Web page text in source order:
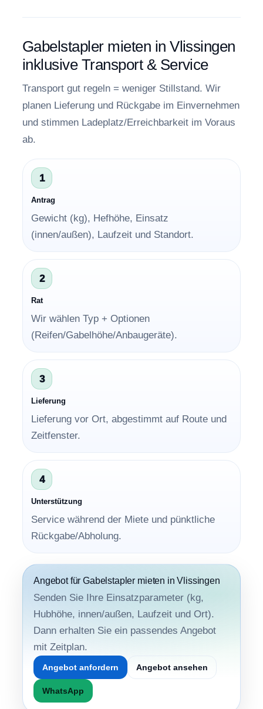
Gabelstapler mieten in Vlissingen
inklusive Transport & Service
Transport gut regeln = weniger Stillstand. Wir
planen Lieferung und Rückgabe im Einvernehmen
und stimmen Ladeplatz/Erreichbarkeit im Voraus
ab.
1
Antrag
Gewicht (kg), Hefhöhe, Einsatz
(innen/außen), Laufzeit und Standort.
2
Rat
Wir wählen Typ + Optionen
(Reifen/Gabelhöhe/Anbaugeräte).
3
Lieferung
Lieferung vor Ort, abgestimmt auf Route und
Zeitfenster.
4
Unterstützung
Service während der Miete und pünktliche
Rückgabe/Abholung.
Angebot für Gabelstapler mieten in Vlissingen
Senden Sie Ihre Einsatzparameter (kg,
Hubhöhe, innen/außen, Laufzeit und Ort).
Dann erhalten Sie ein passendes Angebot
mit Zeitplan.
Angebot anfordern Angebot ansehen
WhatsApp